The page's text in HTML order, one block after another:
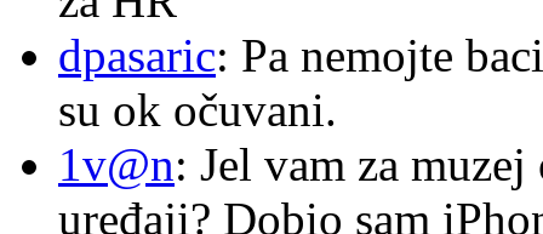
dpasaric: Pa nemojte
su ok očuvani.
1v@n: Jel vam za
uređaji? Dobio sam